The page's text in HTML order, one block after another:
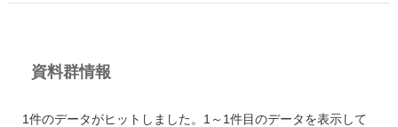
資料群情報
1件のデータがヒットしました。1～1件目のデータを表示して